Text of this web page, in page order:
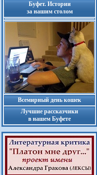
Буфет. Истории
за нашим столом
Всемирный день кошек
Лучшие рассказчики
в нашем Буфете